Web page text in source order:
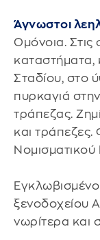
Άγνωστοι
Ομόνοια. Στις
καταστήματα,
Σταδίου, στο
πυρκαγιά
τράπεζας.
και
ξενοδοχείου
νωρίτερα και